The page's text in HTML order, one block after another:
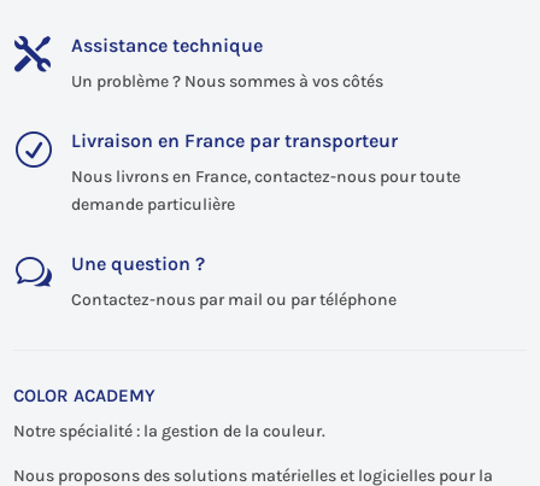
 Assistance technique
Un problème ? Nous sommes à vos côtés
R Livraison en France par transporteur
Nous livrons en France, contactez-nous pour toute
demande particulière
w Une question ?
Contactez-nous par mail ou par téléphone
COLOR ACADEMY
Notre spécialité : la gestion de la couleur.
Nous proposons des solutions matérielles et logicielles pour la